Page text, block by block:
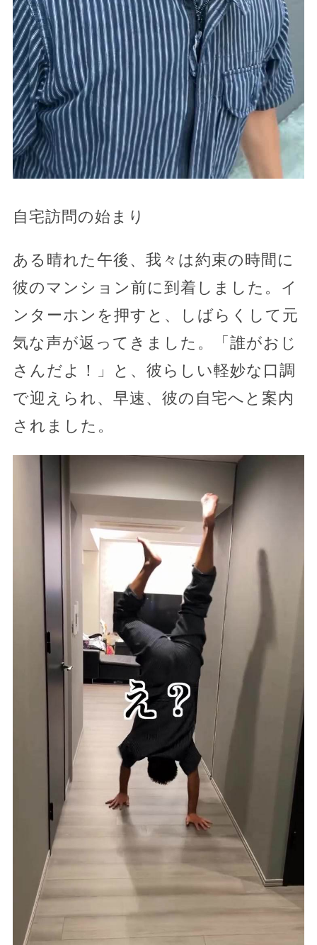
自宅訪問の始まり
ある晴れた午後、我々は約束の時間に
彼のマンション前に到着しました。イ
ンターホンを押すと、しばらくして元
気な声が返ってきました。「誰がおじ
さんだよ！」と、彼らしい軽妙な口調
で迎えられ、早速、彼の自宅へと案内
されました。